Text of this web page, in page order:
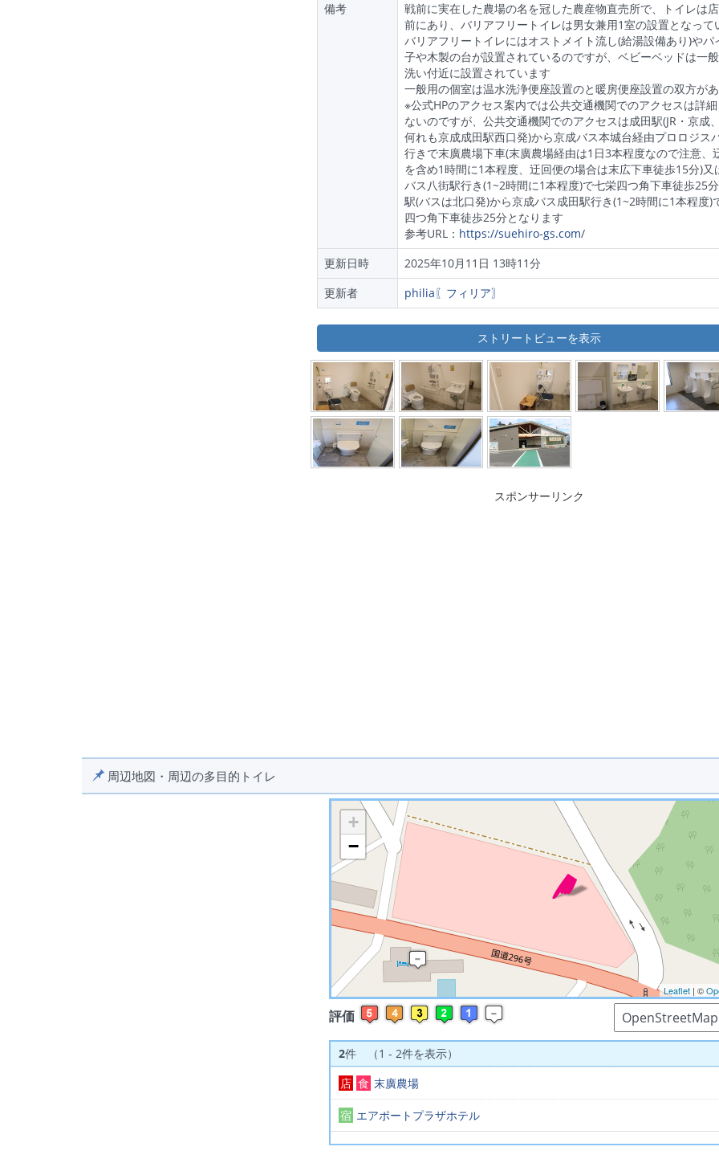
備考
戦前に実在した農場の名を冠した農産物直売所で、トイレは
前にあり、バリアフリートイレは男女兼用1室の設置となって
バリアフリートイレにはオストメイト流し(給湯設備あり)やパ
子や木製の台が設置されているのですが、ベビーベッドは一
洗い付近に設置されています
一般用の個室は温水洗浄便座設置のと暖房便座設置の双方が
※公式HPのアクセス案内では公共交通機関でのアクセスは詳
ないのですが、公共交通機関でのアクセスは成田駅(JR・京成
何れも京成成田駅西口発)から京成バス本城台経由プロロジス
行きで末廣農場下車(末廣農場経由は1日3本程度なので注意、
を含め1時間に1本程度、迂回便の場合は末広下車徒歩15分)又
バス八街駅行き(1~2時間に1本程度)で七栄四つ角下車徒歩25
駅(バスは北口発)から京成バス成田駅行き(1~2時間に1本程度)
四つ角下車徒歩25分となります
参考URL： https://suehiro-gs.com/
更新日時
2025年10月11日 13時11分
更新者
philia〖フィリア〗
ストリートビューを表示
スポンサーリンク
周辺地図・周辺の多目的トイレ
※ マップを検索、表示中です ※
+
−
Leaflet| ©
評価
2件 （1 - 2件を表示）
店 食 末廣農場
宿 エアポートプラザホテル